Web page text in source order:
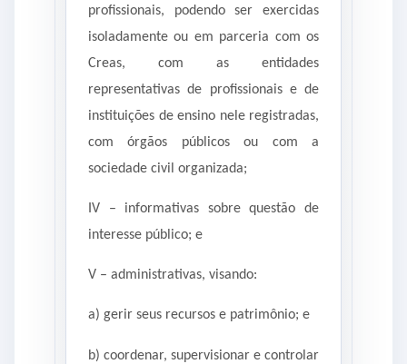
profissionais, podendo ser exercidas
isoladamente ou em parceria com os
Creas, com as entidades
representativas de profissionais e de
instituições de ensino nele registradas,
com órgãos públicos ou com a
sociedade civil organizada;
IV – informativas sobre questão de
interesse público; e
V – administrativas, visando:
a) gerir seus recursos e patrimônio; e
b) coordenar, supervisionar e controlar